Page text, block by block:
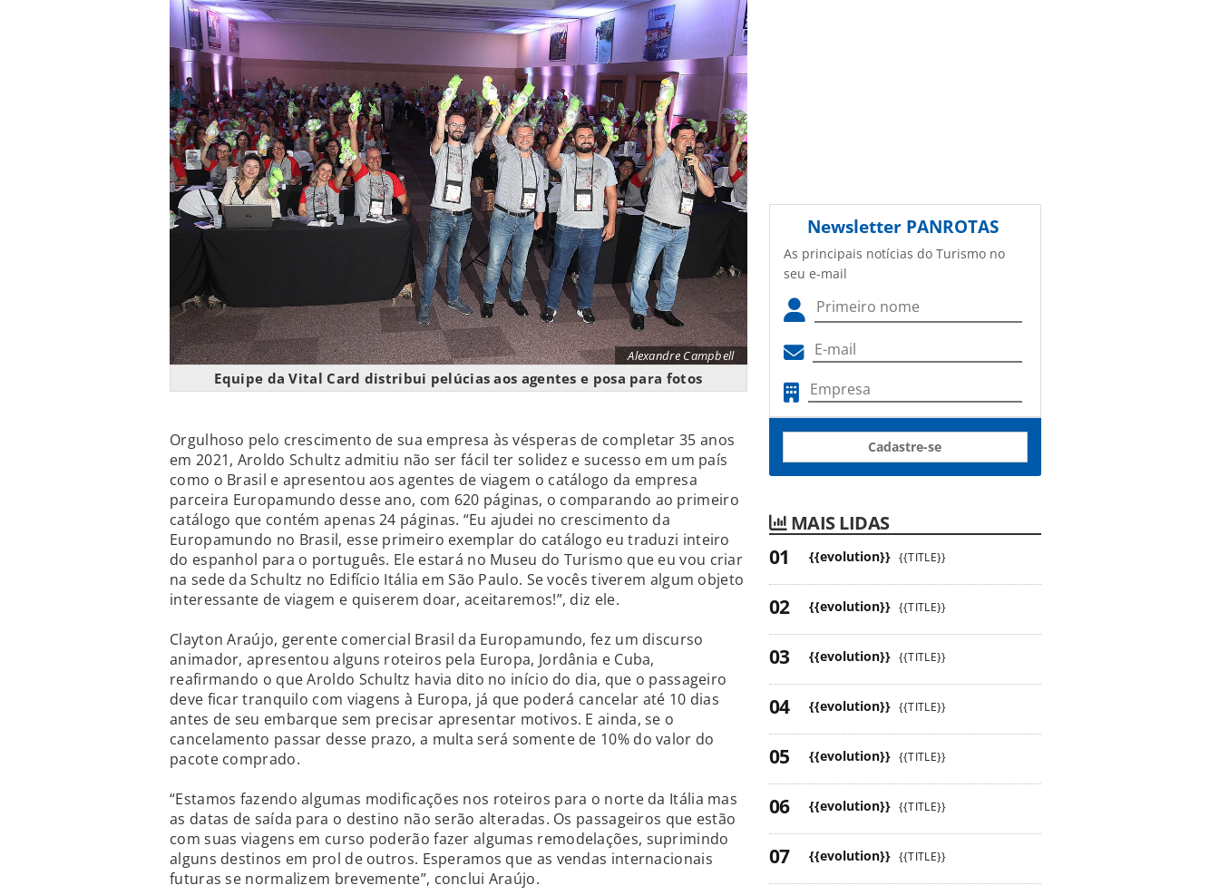
Alexandre Campbell
Equipe da Vital Card distribui pelúcias aos agentes e posa para fotos
Orgulhoso pelo crescimento de sua empresa às vésperas de completar 35 anos
em 2021, Aroldo Schultz admitiu não ser fácil ter solidez e sucesso em um país
como o Brasil e apresentou aos agentes de viagem o catálogo da empresa
parceira Europamundo desse ano, com 620 páginas, o comparando ao primeiro
catálogo que contém apenas 24 páginas. “Eu ajudei no crescimento da
Europamundo no Brasil, esse primeiro exemplar do catálogo eu traduzi inteiro
do espanhol para o português. Ele estará no Museu do Turismo que eu vou criar
na sede da Schultz no Edifício Itália em São Paulo. Se vocês tiverem algum objeto
interessante de viagem e quiserem doar, aceitaremos!”, diz ele.
Clayton Araújo, gerente comercial Brasil da Europamundo, fez um discurso
animador, apresentou alguns roteiros pela Europa, Jordânia e Cuba,
reafirmando o que Aroldo Schultz havia dito no início do dia, que o passageiro
deve ficar tranquilo com viagens à Europa, já que poderá cancelar até 10 dias
antes de seu embarque sem precisar apresentar motivos. E ainda, se o
cancelamento passar desse prazo, a multa será somente de 10% do valor do
pacote comprado.
“Estamos fazendo algumas modificações nos roteiros para o norte da Itália mas
as datas de saída para o destino não serão alteradas. Os passageiros que estão
com suas viagens em curso poderão fazer algumas remodelações, suprimindo
alguns destinos em prol de outros. Esperamos que as vendas internacionais
futuras se normalizem brevemente”, conclui Araújo.
Newsletter PANROTAS
As principais notícias do Turismo no
seu e-mail
Cadastre-se
MAIS LIDAS
{{evolution}} {{TITLE}}
{{evolution}} {{TITLE}}
{{evolution}} {{TITLE}}
{{evolution}} {{TITLE}}
{{evolution}} {{TITLE}}
{{evolution}} {{TITLE}}
{{evolution}} {{TITLE}}